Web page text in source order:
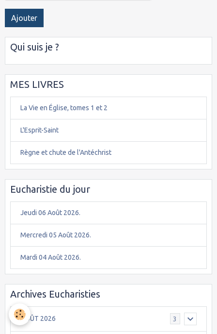
Ajouter
Qui suis je ?
MES LIVRES
La Vie en Église, tomes 1 et 2
L'Esprit-Saint
Règne et chute de l'Antéchrist
Eucharistie du jour
Jeudi 06 Août 2026.
Mercredi 05 Août 2026.
Mardi 04 Août 2026.
Archives Eucharisties
AOÛT 2026 3